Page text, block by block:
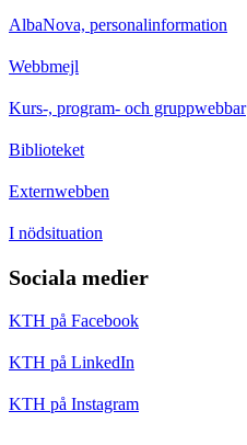
AlbaNova, personalinformation
Webbmejl
Kurs-, program- och gruppwebbar
Biblioteket
Externwebben
I nödsituation
Sociala medier
KTH på Facebook
KTH på LinkedIn
KTH på Instagram